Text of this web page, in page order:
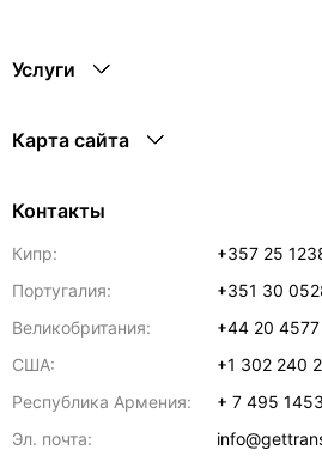
Услуги
Карта сайта
Контакты
Кипр:
+357 25
Португалия:
+351 30
Великобритания:
+44 20 4577
США:
+1 302 240
Республика Армения:
+ 7 495
Эл. почта: